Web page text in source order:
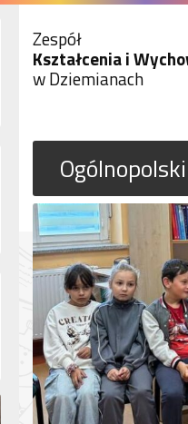
Zespół
Kształcenia i
w Dziemianach